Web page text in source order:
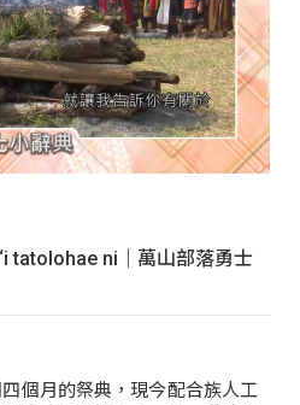
tatolohae ni｜萬山部落勇士
個月的祭典，現今配合族人工